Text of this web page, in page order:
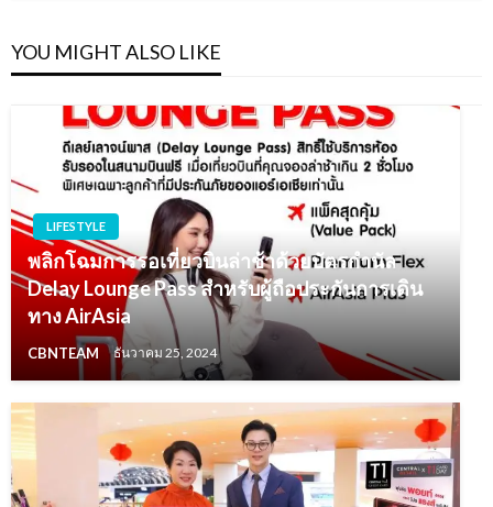
YOU MIGHT ALSO LIKE
LIFESTYLE
พลิกโฉมการรอเที่ยวบินล่าช้าด้วยบัตรกำนัล
Delay Lounge Pass สำหรับผู้ถือประกันการเดิน
ทาง AirAsia
CBNTEAM ธันวาคม 25, 2024